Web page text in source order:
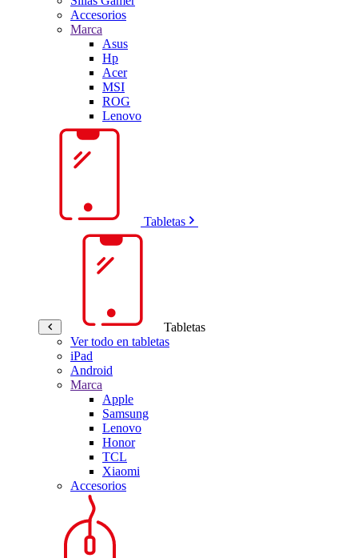
Accesorios
Marca
Asus
Hp
Acer
MSI
ROG
Lenovo
Tabletas
Tabletas
Ver todo en tabletas
iPad
Android
Marca
Apple
Samsung
Lenovo
Honor
TCL
Xiaomi
Accesorios